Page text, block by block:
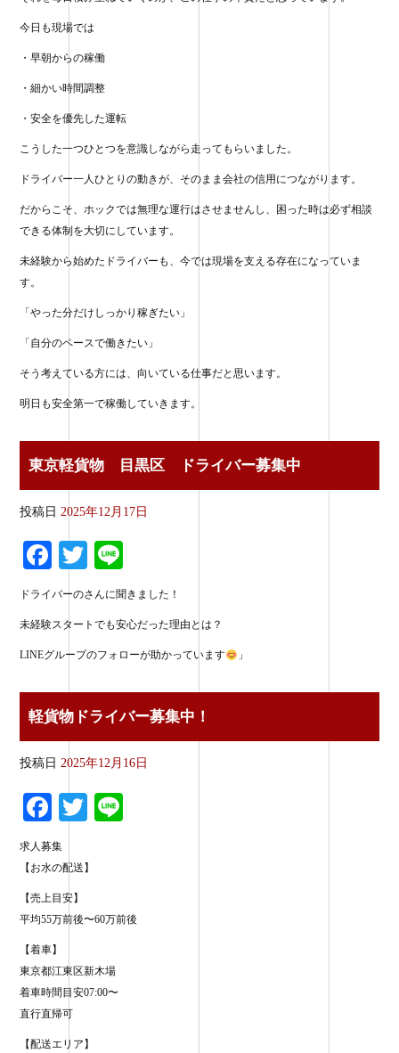
今日も現場では
・早朝からの稼働
・細かい時間調整
・安全を優先した運転
こうした一つひとつを意識しながら走ってもらいました。
ドライバー一人ひとりの動きが、そのまま会社の信用につながります。
だからこそ、ホックでは無理な運行はさせませんし、困った時は必ず相談
できる体制を大切にしています。
未経験から始めたドライバーも、今では現場を支える存在になっていま
す。
「やった分だけしっかり稼ぎたい」
「自分のペースで働きたい」
そう考えている方には、向いている仕事だと思います。
明日も安全第一で稼働していきます。
東京軽貨物 目黒区 ドライバー募集中
投稿日 2025年12月17日
Fa
ce
bo
ok
T
wi
tte
r
ne
ドライバーのさんに聞きました！
未経験スタートでも安心だった理由とは？
LINEグループのフォローが助かっています 」
軽貨物ドライバー募集中！
投稿日 2025年12月16日
Fa
ce
bo
ok
T
tte
求人募集
【お水の配送】
【売上目安】
平均55万前後〜60万前後
【着車】
東京都江東区新木場
着車時間目安07:00〜
直行直帰可
【配送エリア】